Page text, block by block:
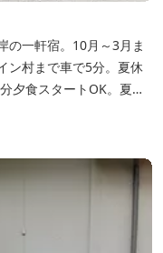
の一軒宿。10月～3月ま
ン村まで車で5分。夏休
夕食スタートOK。夏ガ